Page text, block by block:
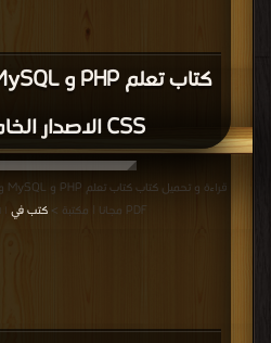
CSS الاصدار الخامس PDF
PDF مجانا | مكتبة >
كتب في